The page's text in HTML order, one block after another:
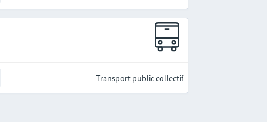
Transport public collectif